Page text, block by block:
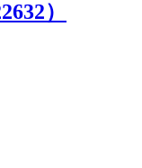
）